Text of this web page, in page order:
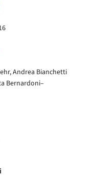
Andrea Bianchetti
Bernardoni–